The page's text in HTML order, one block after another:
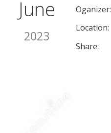
June
2023
Oganizer:
Location:
Share: